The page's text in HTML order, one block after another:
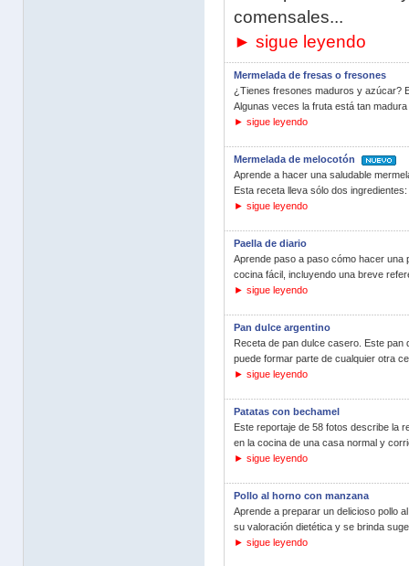
comensales...
► sigue leyendo
Mermelada de fresas o fresones
¿Tienes fresones maduros y azúcar?
Algunas veces la fruta está tan
► sigue leyendo
Mermelada de melocotón
Aprende a hacer una saludable
Esta receta lleva sólo dos
► sigue leyendo
Paella de diario
Aprende paso a paso cómo hacer una
cocina fácil, incluyendo una breve
► sigue leyendo
Pan dulce argentino
Receta de pan dulce casero. Este pan
puede formar parte de cualquier otra
► sigue leyendo
Patatas con bechamel
Este reportaje de 58 fotos describe la
en la cocina de una casa normal y
► sigue leyendo
Pollo al horno con manzana
Aprende a preparar un delicioso pollo
su valoración dietética y se brinda
► sigue leyendo